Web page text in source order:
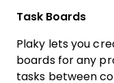
Task Boards
Plaky lets you
boards for any
tasks between